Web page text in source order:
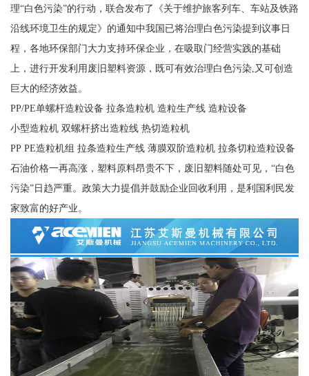
理“白色污染”的行动，联合发布了《关于维护旅客列车、车站及铁路
沿线环境卫生的规定》的通知中我国已将治理白色污染提到议事日
程，各地环保部门大力支持环保企业，在吸取门经营实践的基础
上，进行开发利用废旧塑料资源，既可有效治理白色污染,又可创造
巨大的经济效益。
PP/PE单螺杆造粒设备 拉条造粒机 造粒生产线 造粒设备
小型造粒机 双螺杆挤出造粒线 热切造粒机
PP PE造粒机组 拉条造粒生产线 薄膜双阶造粒机 拉条切粒造粒设备
石油价格一再高涨，塑料原料昂贵不下，废旧塑料随处可见，“白色
污染”日趋严重。政策大力提倡并鼓励企业回收利用，是利国利民发
家致富的好产业。